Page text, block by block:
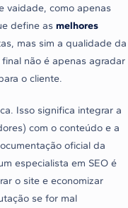
vaidade, como apenas
define as melhores
mas sim a qualidade da
não é apenas agradar
o cliente.
Isso significa integrar a
com o conteúdo e a
oficial da
especialista em SEO é
o site e economizar
se for mal